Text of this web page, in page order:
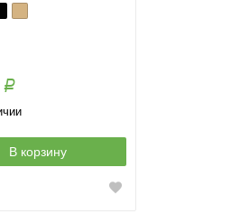
Playa
Р
В корзину